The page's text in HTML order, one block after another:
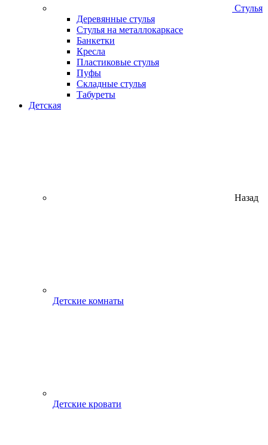
Стулья
Деревянные стулья
Стулья на металлокаркасе
Банкетки
Кресла
Пластиковые стулья
Пуфы
Складные стулья
Табуреты
Детская
Назад
Детские комнаты
Детские кровати